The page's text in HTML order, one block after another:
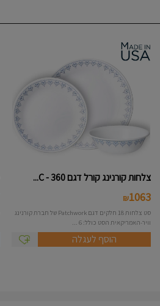
צלחות קורנינג קורל דגם 360 - C...
1063
₪
סט צלחות 18 חלקים דגם Patchwork של חברת קורנינג
וויר-האמריקאית הסט כולל: 6 ...
הוסף לעגלה